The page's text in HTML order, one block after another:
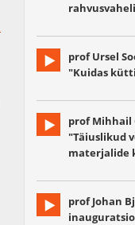
prof Ursel
"Kuidas
prof Mihhail
"Täiuslikud
materjalide
prof Johan